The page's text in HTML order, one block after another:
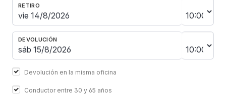
RETIRO
DEVOLUCIÓN
Devolución en la misma oficina
Conductor entre 30 y 65 años